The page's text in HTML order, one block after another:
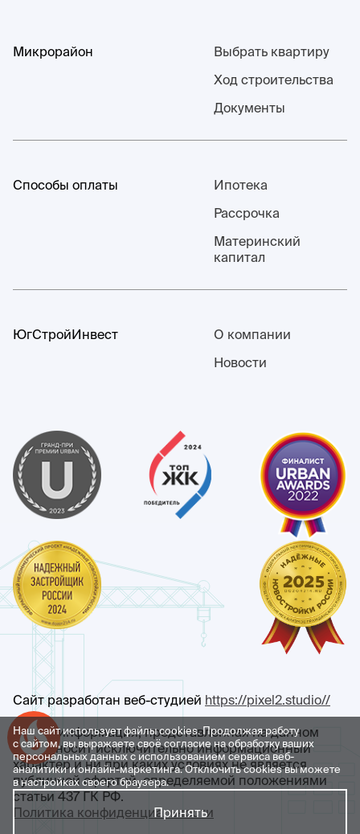
Успейте купить коммерческое помещение
Наш сайт использует файлы cookies. Продолжая работу
с сайтом, вы выражаете своё согласие на обработку ваших
персональных данных с использованием сервиса веб-
аналитики и онлайн-маркетинга. Отключить cookies вы можете
в настройках своего браузера.
Принять
Микрорайон
Выбрать квартиру
Ход строительства
Документы
Способы оплаты
Ипотека
Рассрочка
Материнский
капитал
ЮгСтройИнвест
О компании
Новости
Сайт разработан веб-студией https://pixel2.studio//
Любая информация, представленная на данном
сайте, носит исключительно информационный
характер и ни при каких условиях не является
публичной офертой, определяемой положениями
статьи 437 ГК РФ.
Политика конфиденциальности